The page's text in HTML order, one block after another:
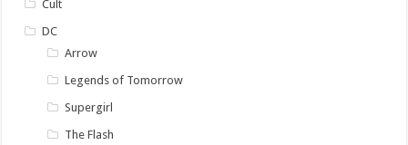
Cult
DC
Arrow
Legends of Tomorrow
Supergirl
The Flash